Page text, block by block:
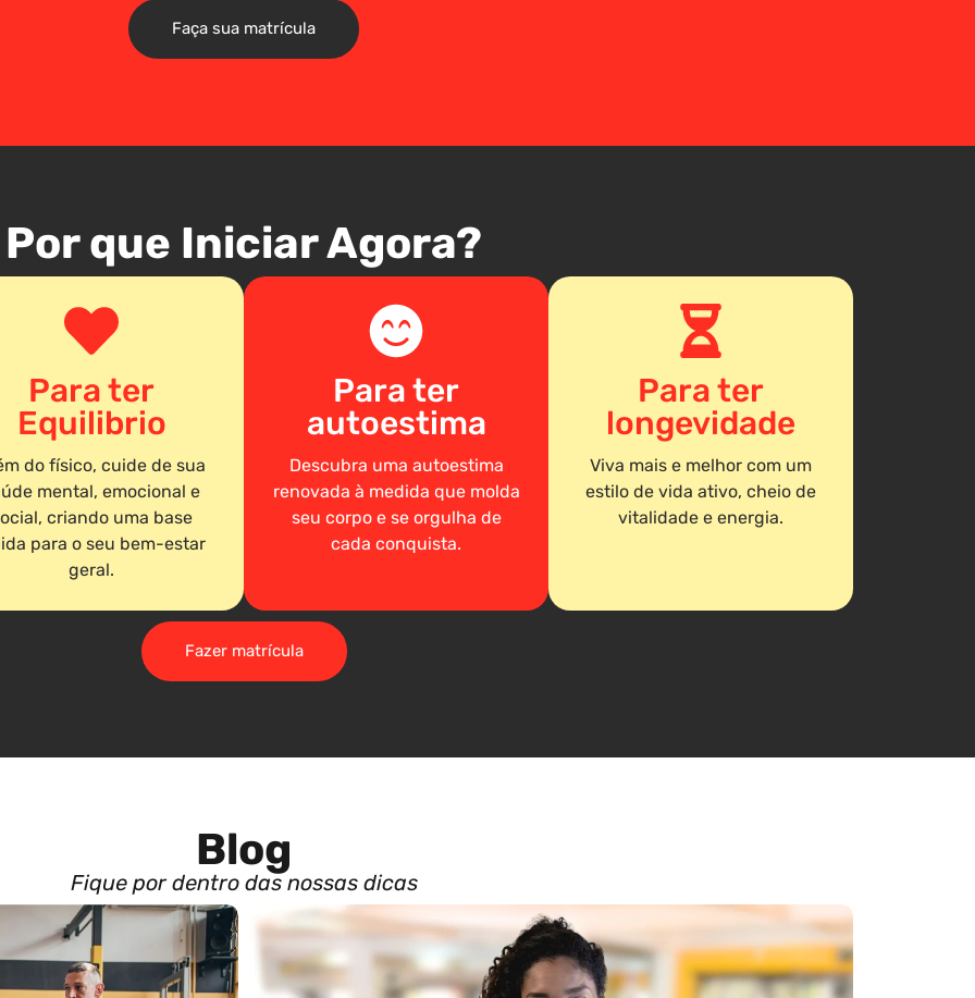
Faça sua matrícula
Por que Iniciar Agora?
Para ter
Equilibrio
do físico, cuide de sua
mental, emocional e
criando uma base
para o seu bem-estar
geral.
Para ter
autoestima
Descubra uma autoestima
renovada à medida que molda
seu corpo e se orgulha de
cada conquista.
Para ter
longevidade
Viva mais e melhor com um
estilo de vida ativo, cheio de
vitalidade e energia.
Fazer matrícula
Blog
Fique por dentro das nossas dicas